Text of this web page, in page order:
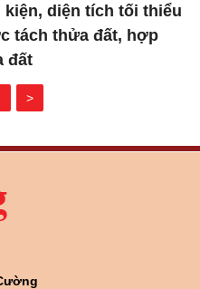
kiện, diện tích tối thiểu
tách thửa đất, hợp
đất
>